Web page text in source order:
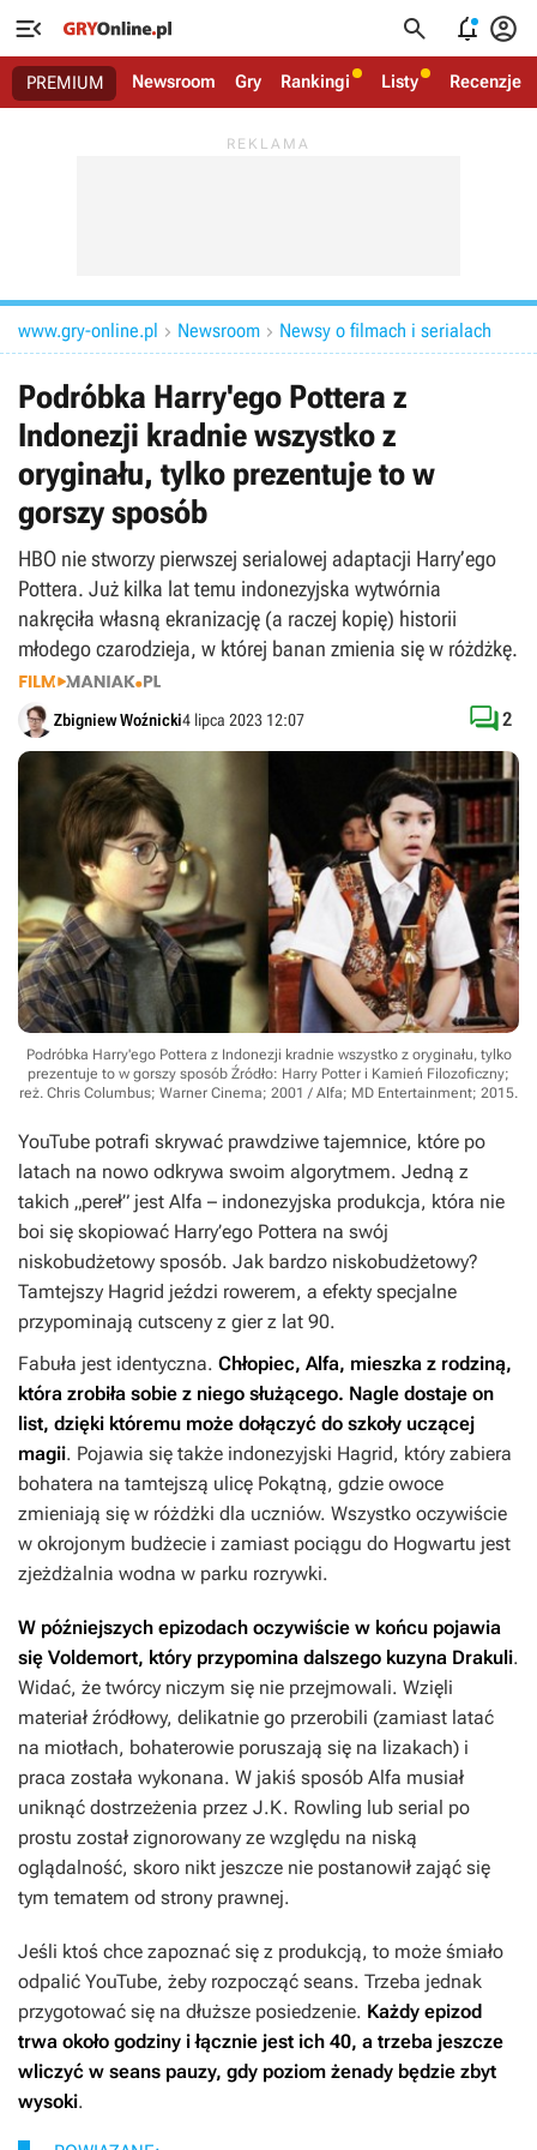
   
PREMIUM Newsroom Gry Rankingi Listy Recenzje
www.gry-online.pl  Newsroom  Newsy o filmach i serialach
Podróbka Harry'ego Pottera z
Indonezji kradnie wszystko z
oryginału, tylko prezentuje to w
gorszy sposób
HBO nie stworzy pierwszej serialowej adaptacji Harry’ego
Pottera. Już kilka lat temu indonezyjska wytwórnia
nakręciła własną ekranizację (a raczej kopię) historii
młodego czarodzieja, w której banan zmienia się w różdżkę.
Zbigniew Woźnicki4 lipca 2023 12:07 2
Podróbka Harry'ego Pottera z Indonezji kradnie wszystko z oryginału, tylko
prezentuje to w gorszy sposób Źródło: Harry Potter i Kamień Filozoficzny;
reż. Chris Columbus; Warner Cinema; 2001 / Alfa; MD Entertainment; 2015.
YouTube potrafi skrywać prawdziwe tajemnice, które po
latach na nowo odkrywa swoim algorytmem. Jedną z
takich „pereł” jest Alfa – indonezyjska produkcja, która nie
boi się skopiować Harry’ego Pottera na swój
niskobudżetowy sposób. Jak bardzo niskobudżetowy?
Tamtejszy Hagrid jeździ rowerem, a efekty specjalne
przypominają cutsceny z gier z lat 90.
Fabuła jest identyczna. Chłopiec, Alfa, mieszka z rodziną,
która zrobiła sobie z niego służącego. Nagle dostaje on
list, dzięki któremu może dołączyć do szkoły uczącej
magii. Pojawia się także indonezyjski Hagrid, który zabiera
bohatera na tamtejszą ulicę Pokątną, gdzie owoce
zmieniają się w różdżki dla uczniów. Wszystko oczywiście
w okrojonym budżecie i zamiast pociągu do Hogwartu jest
zjeżdżalnia wodna w parku rozrywki.
W późniejszych epizodach oczywiście w końcu pojawia
się Voldemort, który przypomina dalszego kuzyna Drakuli.
Widać, że twórcy niczym się nie przejmowali. Wzięli
materiał źródłowy, delikatnie go przerobili (zamiast latać
na miotłach, bohaterowie poruszają się na lizakach) i
praca została wykonana. W jakiś sposób Alfa musiał
uniknąć dostrzeżenia przez J.K. Rowling lub serial po
prostu został zignorowany ze względu na niską
oglądalność, skoro nikt jeszcze nie postanowił zająć się
tym tematem od strony prawnej.
Jeśli ktoś chce zapoznać się z produkcją, to może śmiało
odpalić YouTube, żeby rozpocząć seans. Trzeba jednak
przygotować się na dłuższe posiedzenie. Każdy epizod
trwa około godziny i łącznie jest ich 40, a trzeba jeszcze
wliczyć w seans pauzy, gdy poziom żenady będzie zbyt
wysoki.